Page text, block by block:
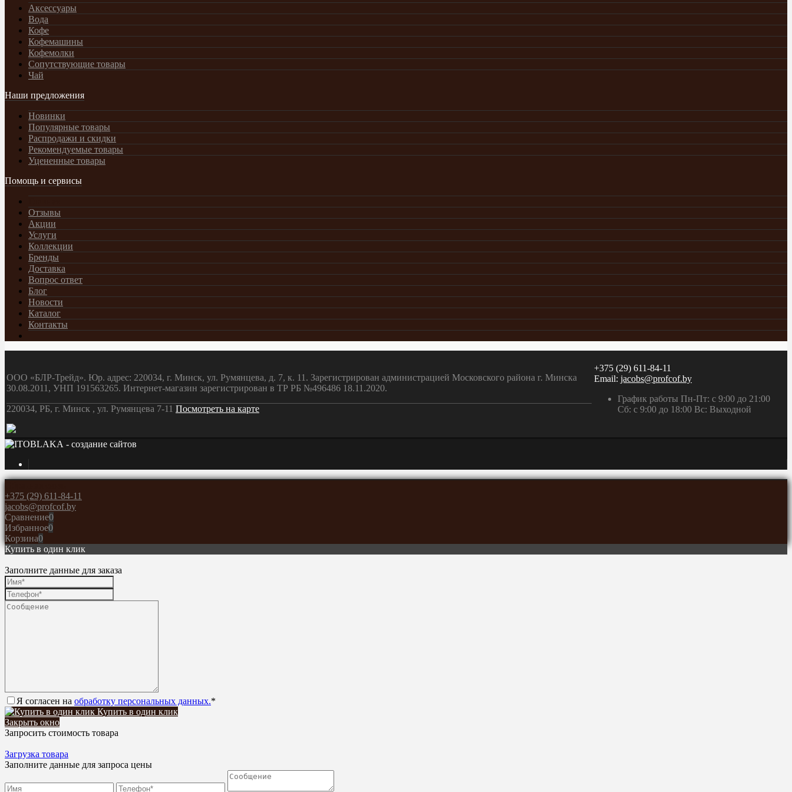
Аксессуары
Вода
Кофе
Кофемашины
Кофемолки
Сопутствующие товары
Чай
Наши предложения
Новинки
Популярные товары
Распродажи и скидки
Рекомендуемые товары
Уцененные товары
Помощь и сервисы
Отзывы
Акции
Услуги
Коллекции
Бренды
Доставка
Вопрос ответ
Блог
Новости
Каталог
Контакты
ООО «БЛР-Трейд». Юр. адрес: 220034, г. Минск, ул. Румянцева, д. 7, к. 11. Зарегистрирован администрацией Московского района г. Минска
30.08.2011, УНП 191563265. Интернет-магазин зарегистрирован в ТР РБ №496486 18.11.2020.
220034, РБ, г. Минск , ул. Румянцева 7-11 Посмотреть на карте
+375 (29) 611-84-11
Email: jacobs@profcof.by
График работы Пн-Пт: с 9:00 до 21:00
Сб: с 9:00 до 18:00 Вс: Выходной
- создание сайтов
+375 (29) 611-84-11
jacobs@profcof.by
Сравнение0
Избранное0
Корзина0
Купить в один клик
Заполните данные для заказа
Я согласен на обработку персональных данных.*
Купить в один клик
Закрыть окно
Запросить стоимость товара
Загрузка товара
Заполните данные для запроса цены